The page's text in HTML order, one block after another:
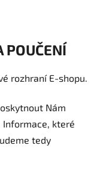
POUČENÍ
rozhraní E-shopu.
Nám
Informace, které
tedy